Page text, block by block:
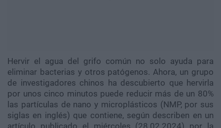
Hervir el agua del grifo común no solo ayuda para
eliminar bacterias y otros patógenos. Ahora, un grupo
de investigadores chinos ha descubierto que hervirla
por unos cinco minutos puede reducir más de un 80%
las partículas de nano y microplásticos (NMP, por sus
siglas en inglés) que contiene, según describen en un
artículo publicado el miércoles (28.02.2024) por la